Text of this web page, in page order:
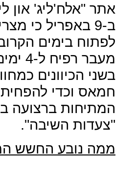
אתר "אלח'ליג' און
ב-9 באפריל כי
לפתוח בימים
מעבר
בשני הכיוונים
חמאס וכדי
המתיחות ברצועה
"צעדות השיבה".
ממה נובע החשש